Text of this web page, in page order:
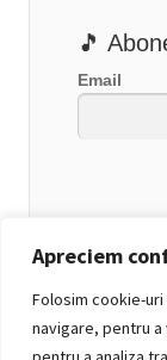
Apreciem
Folosim cookie-
navigare, pentru
🎵
Email